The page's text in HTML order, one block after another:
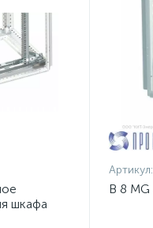
шкафа
Артикул:
B 8